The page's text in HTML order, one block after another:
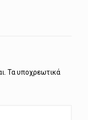
Τα υποχρεωτικά